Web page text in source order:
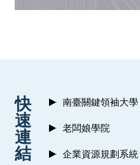
快
速
連
結
南臺關鍵領袖大學
老闆娘學院
企業資源規劃系統